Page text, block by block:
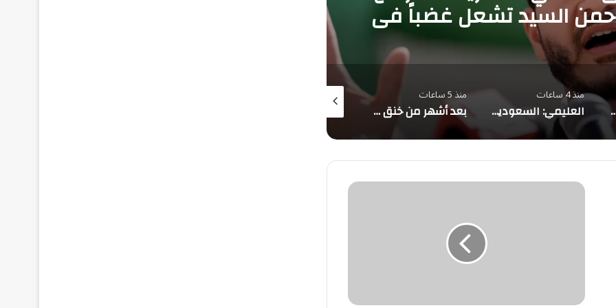
السيد تشعل غضباً في
مصر
احتفاءً بـ«اتفاقية مكة للدفاع المشترك»
منذ 4 ساعات
العليمي: السعودية شريك لا غنى عنه.. والتحالف البحري بقيادتها ركيزة أمن المنطقة
منذ 5 ساعات
بعد أشهر من خنق «حسابات التجميع».. إكس تهدم «مشاركة الأرباح» وتبني نظام دخل المبدعين الجديد على الأصالة
منذ 5 ساعات
الخدمات
للجنسين